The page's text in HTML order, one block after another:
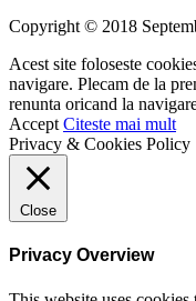
Copyright © 2018
Acest site foloseste
navigare. Plecam de la
renunta oricand la
Accept Citeste mai mult
Privacy & Cookies Policy
Close
Privacy Overview